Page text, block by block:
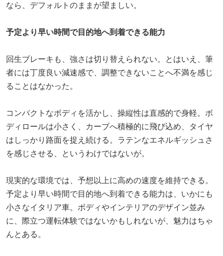
なら、デフォルトのままが望ましい。
予定より早い時間で目的地へ到着できる能力
回生ブレーキも、強さは切り替えられない。とはいえ、筆
者には丁度良い減速感で、調整できないことへ不満を感じ
ることはなかった。
コンパクトなボディを活かし、操縦性は直感的で身軽。ボ
ディロールは小さく、カーブへ積極的に飛び込め、タイヤ
はしっかり路面を捉え続ける。ラテンなエネルギッシュさ
を感じさせる、というわけではないが。
現実的な環境では、予想以上に高めの速度を維持できる。
予定より早い時間で目的地へ到着できる能力は、いかにも
小さなイタリア車。ボディやインテリアのデザイン並み
に、際立つ運転体験ではないかもしれないが、魅力はちゃ
んとある。